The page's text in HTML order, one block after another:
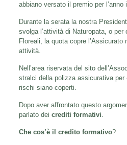
abbiano versato il premio per l’anno
Durante la serata la nostra
svolga l’attività di Naturopata, o
Floreali, la quota copre l’Assicurato
attività.
Nell’area riservata del sito
stralci della polizza assicurativa per
rischi siano coperti.
Dopo aver affrontato questo
parlato dei crediti formativi.
Che cos’è il credito formativo?